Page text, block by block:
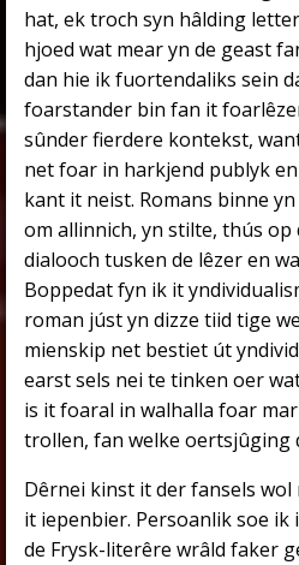
hat, ek troch syn hâlding
hjoed wat mear yn de geast
dan hie ik fuortendaliks sein
foarstander bin fan it
sûnder fierdere kontekst,
net foar in harkjend publyk
kant it neist. Romans binne
om allinnich, yn stilte, thús op
dialooch tusken de lêzer en
Boppedat fyn ik it
roman júst yn dizze tiid tige
mienskip net bestiet út
earst sels nei te tinken oer
is it foaral in walhalla foar
trollen, fan welke oertsjûging
Dêrnei kinst it der fansels wol
it iepenbier. Persoanlik soe ik
de Frysk-literêre wrâld faker